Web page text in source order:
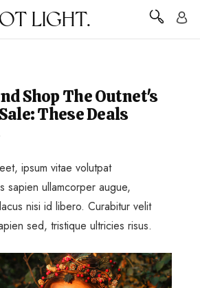
LIGHT.
Shop The Outnet's
These Deals
ipsum vitae volutpat
sapien ullamcorper augue,
nisi id libero. Curabitur velit
sed, tristique ultricies risus.